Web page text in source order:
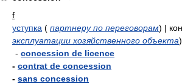
f
уступка ( партнеру по переговорам) |
эксплуатации хозяйственного объекта)
- concession de licence
- contrat de concession
- sans concession